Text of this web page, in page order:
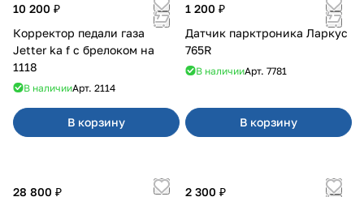
10 200 ₽
Корректор педали газа
Jetter ka f с брелоком на
1118
В наличииАрт. 2114
В корзину
1 200 ₽
Датчик парктроника Ларкус
765R
В наличииАрт. 7781
В корзину
28 800 ₽
2 300 ₽